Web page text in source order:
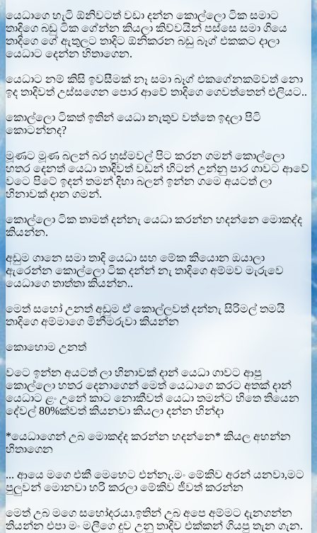
යෙධාගෙ හැටි ඕනිවටත් වඩා දන්න කොල්ලො ටික සමාට
තාදිගෙ බඩු ටික ගේන්න කියලා කිව්වයින් පස්සෙ සමා ගියෙ
තාදිගෙ ගේ ඇතුලට තාදිට ඕනිකරන බඩු බෑග් එකකට දාලා
යෙධාට දෙන්න හිතාගෙන.
යෙධාට නම් කිසි ඉවසීමක් නෑ සමා බෑග් එකගේනකම්වත් නො
ඉද තාදිවත් උස්සගෙන පොර ආවේ තාදිගෙ ගෙවත්තෙන් එලියට..
කොල්ලො ටිකත් ඉතින් යෙධා නැතුව වත්තෙ ඉදලා පිටි
කොටන්නද?
මූණට මූණ බලන් බර හුස්මවල් පිට කරන ගමන් කොල්ලො
හතර දෙනත් යෙධා තාදිවත් වඩන් හිටන් උන්නු පාර ගාවට ආවේ
වටෙ පිටේ ඉදන් තමන් දිහා බලන් ඉන්න ගමෙ අයටත් ලා
හිනාවක් දාන ගමන්.
කොල්ලො ටික තාමත් දන්නැ යෙධා කරන්න හදන්නෙ මොකද්ද
කියන්න.
අඩුම ගානෙ සමා තාදි යෙධා සහ මේක කියොන ඔයාලා
ඇරෙන්න කොල්ලො ටික දන්න් නැ තාදිගෙ අම්මව මැරුවෙ
යෙධාගෙ තාත්තා කියන්න..
මෙත් සහෝ උනත් අඩුම ඒ කොල්ලවත් දන්නැ සිරිමල් තමයි
තාදිගෙ අම්මාගෙ මිනීමරුවා කියන්න
කොහොම උනත්
වටෙ ඉන්න අයටත් ලා හිනාවක් දාන් යෙධා ගාවට ආපු
කොල්ලො හතර දෙනාගෙන් මෙත් යෙධාගෙ කරට අතක් දාන්
යෙධාට ළං උනේ කාට නොකීවත් යෙධා තමන්ට හිතෙ තියෙන
දේවල් 80%ක්වත් කියනවා කියලා දන්න හින්දා
*යෙධාගෙන් උබ මොකද්ද කරන්න හදන්නෙ* කියල අහන්න
හිතාගෙන
... ආයෙ මගෙ එකී මෙහෙට එන්නැ.මං මේකිව අරන් යනවා,මට
පුලුවන් මොනවා හරි කරලා මේකිව ජීවත් කරන්න
මෙත් උබ මගෙ සහෝදරයා.ඉතින් උබ අපෙ අම්මට දැනගන්න
තියන්න එපා මං මලීගෙ දුව උනු තාදිව එක්කන් ගියපු තැන ගැන.